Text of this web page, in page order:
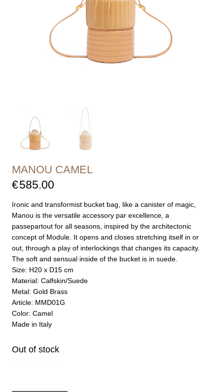
MANOU CAMEL
€585.00
Ironic and transformist bucket bag, like a canister of magic,
Manou is the versatile accessory par excellence, a
passepartout for all seasons, inspired by the architectonic
concept of Module. It opens and closes stretching itself in or
out, through a play of interlockings that changes its capacity.
The soft and sensual inside of the bucket is in suede.
Size: H20 x D15 cm
Material: Calfskin/Suede
Metal: Gold Brass
Article: MMD01G
Color: Camel
Made in Italy
Out of stock